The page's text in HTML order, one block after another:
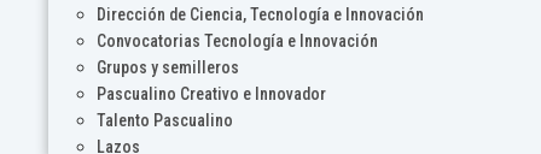
Dirección de Ciencia, Tecnología e Innovación
Convocatorias Tecnología e Innovación
Grupos y semilleros
Pascualino Creativo e Innovador
Talento Pascualino
Lazos